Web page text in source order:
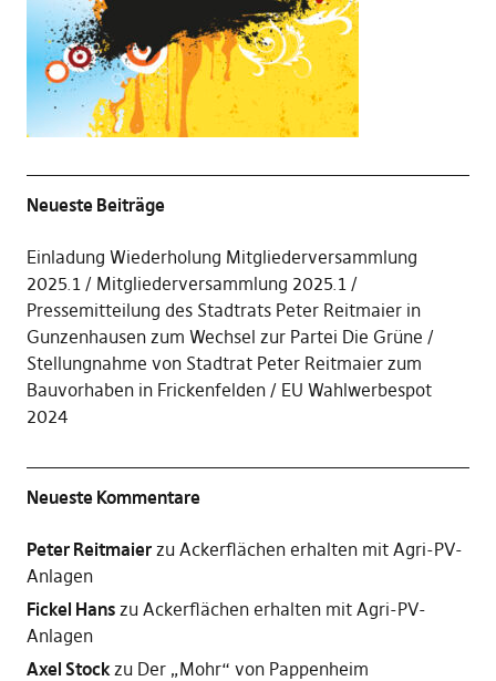
Neueste Beiträge
Einladung Wiederholung Mitgliederversammlung
2025.1
Mitgliederversammlung 2025.1
Pressemitteilung des Stadtrats Peter Reitmaier in
Gunzenhausen zum Wechsel zur Partei Die Grüne
Stellungnahme von Stadtrat Peter Reitmaier zum
Bauvorhaben in Frickenfelden
EU Wahlwerbespot
2024
Neueste Kommentare
Peter Reitmaierzu Ackerflächen erhalten mit Agri-PV-
Anlagen
Fickel Hanszu Ackerflächen erhalten mit Agri-PV-
Anlagen
Axel Stockzu Der „Mohr“ von Pappenheim